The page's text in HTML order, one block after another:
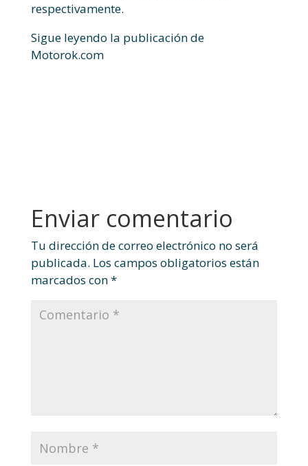
respectivamente.
Sigue leyendo la publicación de
Motorok.com
Enviar comentario
Tu dirección de correo electrónico no será
publicada. Los campos obligatorios están
marcados con*